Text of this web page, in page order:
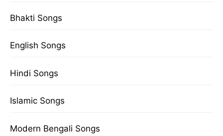
Bhakti Songs
English Songs
Hindi Songs
Islamic Songs
Modern Bengali Songs